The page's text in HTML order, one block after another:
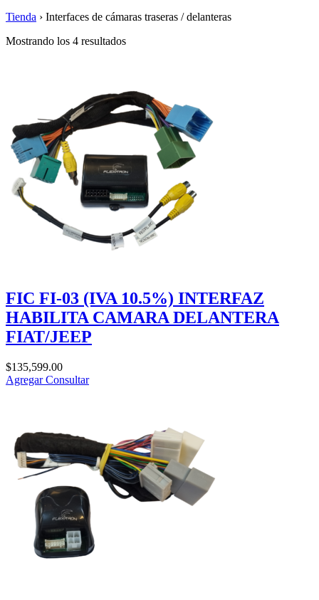
Tienda › Interfaces de cámaras traseras / delanteras
Mostrando los 4 resultados
FIC FI-03 (IVA 10.5%) INTERFAZ
HABILITA CAMARA DELANTERA
FIAT/JEEP
$135,599.00
AgregarConsultar